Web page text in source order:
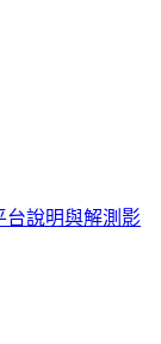
台說明與解測影